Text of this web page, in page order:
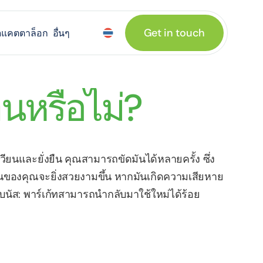
หรือไม่?
นและยั่งยืน คุณสามารถขัดมันได้หลายครั้ง ซึ่ง
องคุณจะยิ่งสวยงามขึ้น หากมันเกิดความเสียหาย
ส: พาร์เก้ทสามารถนำกลับมาใช้ใหม่ได้ร้อย
คตตาล็อก อื่นๆ Get in touch